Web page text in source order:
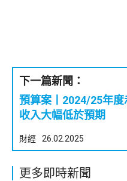
下一篇新聞：
預算案丨2024/25年
收入大幅低於預期
財經 26.02.2025
更多即時新聞